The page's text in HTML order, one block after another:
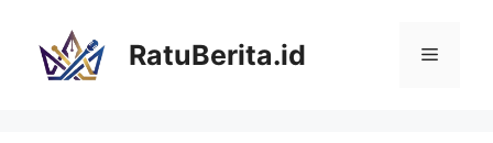
RatuBerita.id Menu